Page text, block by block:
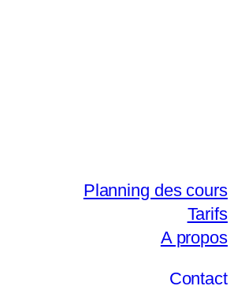
Planning des cours
Tarifs
A propos
Contact